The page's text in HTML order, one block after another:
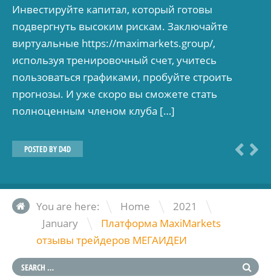
Инвестируйте капитал, который готовы
подвергнуть высоким рискам. Заключайте
виртуальные https://maximarkets.group/,
используя тренировочный счет, учитесь
пользоваться графиками, пробуйте строить
прогнозы. И уже скоро вы сможете стать
полноценным членом клуба […]
POSTED BYD4D
You are here: Home \ 2021 \
January \
Платформа MaxiMarkets
отзывы трейдеров МЕГАИДЕИ